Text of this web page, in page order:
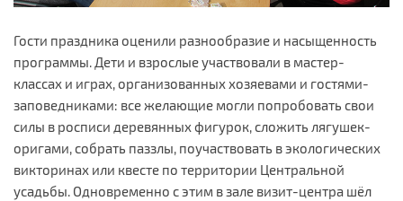
Гости праздника оценили разнообразие и насыщенность
программы. Дети и взрослые участвовали в мастер-
классах и играх, организованных хозяевами и гостями-
заповедниками: все желающие могли попробовать свои
силы в росписи деревянных фигурок, сложить лягушек-
оригами, собрать паззлы, поучаствовать в экологических
викторинах или квесте по территории Центральной
усадьбы. Одновременно с этим в зале визит-центра шёл